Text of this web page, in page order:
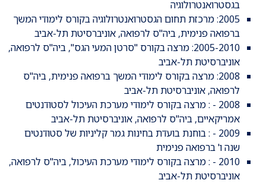
בגסטרואנטרולוגיה
2005: מרכזת תחום הגסטרואנטרולוגיה בקורס לימודי המשך
ברפואה פנימית, ביה"ס לרפואה, אוניברסיטת תל-אביב
2005-2010: מרצה בקורס "סרטן המעי הגס", ביה"ס לרפואה,
אוניברסיטת תל-אביב
2008: מרצה בקורס לימודי המשך ברפואה פנימית, ביה"ס
לרפואה, אוניברסיטת תל-אביב
2008 - : מרצה בקורס לימודי מערכת העיכול לסטודנטים
אמריקאיים, ביה"ס לרפואה, אוניברסיטת תל-אביב
2009 - : בוחנת בועדת בחינות גמר קליניות של סטודנטים
שנה ו' ברפואה פנימית
2010 - : מרצה בקורס לימודי מערכת העיכול, ביה"ס לרפואה,
אוניברסיטת תל-אביב